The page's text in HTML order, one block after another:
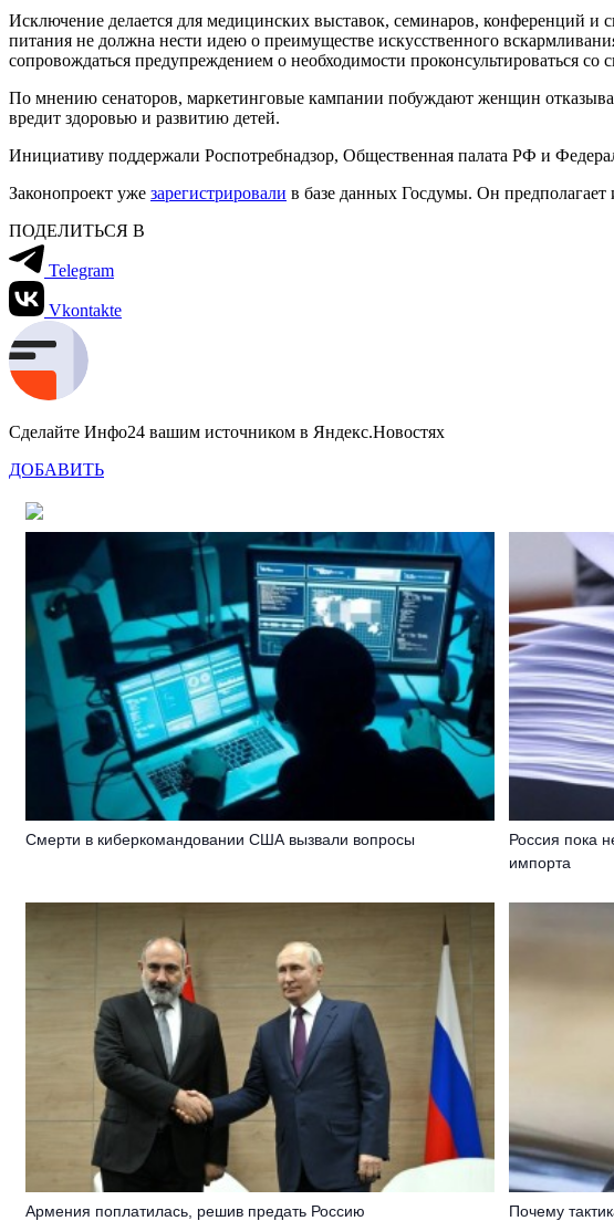
Исключение делается для медицинских выставок, семинаров, конференций и
питания не должна нести идею о преимуществе искусственного
сопровождаться предупреждением о необходимости проконсультироваться со
По мнению сенаторов, маркетинговые кампании побуждают женщин
вредит здоровью и развитию детей.
Инициативу поддержали Роспотребнадзор, Общественная палата РФ и
Законопроект уже зарегистрировали в базе данных Госдумы. Он
ПОДЕЛИТЬСЯ В
Telegram
Vkontakte
Сделайте Инфо24 вашим источником в Яндекс.Новостях
ДОБАВИТЬ
Смерти в киберкомандовании США вызвали вопросы
Россия пока
импорта
Армения поплатилась, решив предать Россию Почему